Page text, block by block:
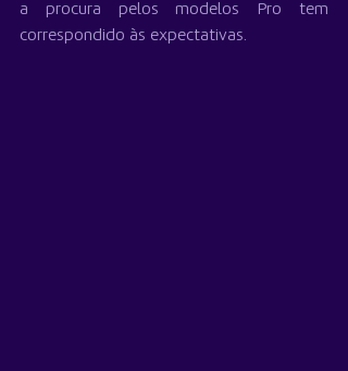
a procura pelos modelos Pro tem
correspondido às expectativas.